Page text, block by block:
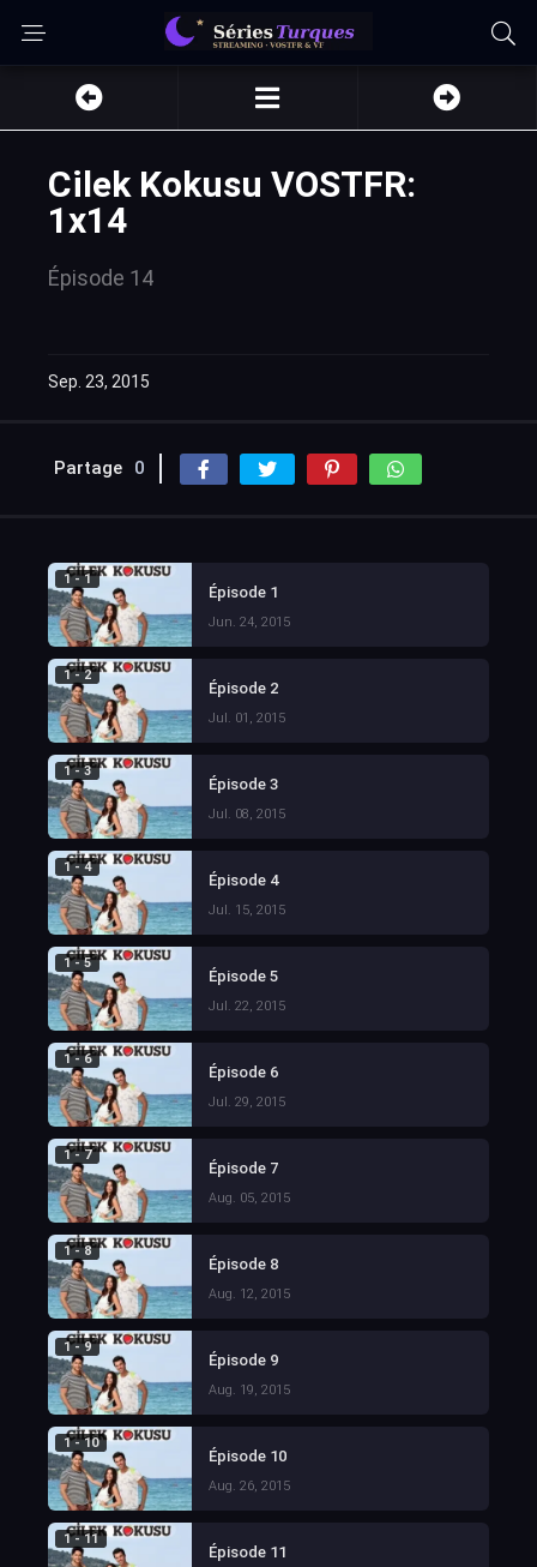
Cilek Kokusu VOSTFR:
1x14
Épisode 14
Sep. 23, 2015
Partage 0
1 - 1
Épisode 1
Jun. 24, 2015
1 - 2
Épisode 2
Jul. 01, 2015
1 - 3
Épisode 3
Jul. 08, 2015
1 - 4
Épisode 4
Jul. 15, 2015
1 - 5
Épisode 5
Jul. 22, 2015
1 - 6
Épisode 6
Jul. 29, 2015
1 - 7
Épisode 7
Aug. 05, 2015
1 - 8
Épisode 8
Aug. 12, 2015
1 - 9
Épisode 9
Aug. 19, 2015
1 - 10
Épisode 10
Aug. 26, 2015
1 - 11
Épisode 11